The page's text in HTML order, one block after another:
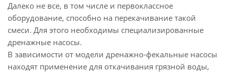
Далеко не все, в том числе и первоклассное
оборудование, способно на перекачивание такой
смеси. Для этого необходимы специализированные
дренажные насосы.
В зависимости от модели дренажно-фекальные насосы
находят применение для откачивания грязной воды,